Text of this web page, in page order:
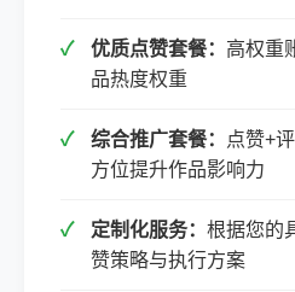
优质点赞套餐： 高权重
品热度权重
综合推广套餐：
点赞+
方位提升作品影响力
定制化服务： 根据您的
赞策略与执行方案